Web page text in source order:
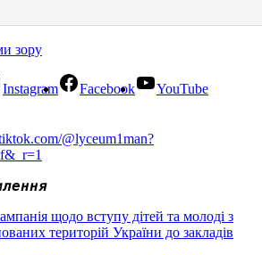
зору
Instagram Facebook
YouTube
@lyceum1man?
щодо вступу дітей та молоді з
територій України до закладів